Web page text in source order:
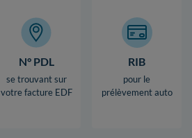
N° PDL
se trouvant sur
votre facture EDF
RIB
pour le
prélèvement auto